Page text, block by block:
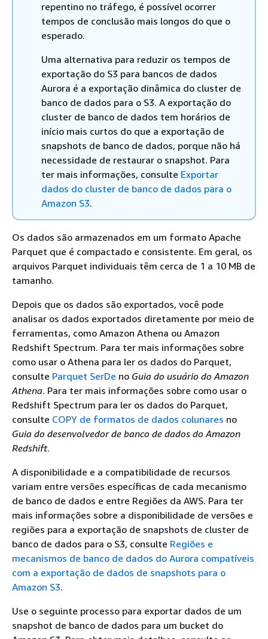
repentino no tráfego, é possível ocorrer
tempos de conclusão mais longos do que o
esperado.
Uma alternativa para reduzir os tempos de
exportação do S3 para bancos de dados
Aurora é a exportação dinâmica do cluster de
banco de dados para o S3. A exportação do
cluster de banco de dados tem horários de
início mais curtos do que a exportação de
snapshots de banco de dados, porque não há
necessidade de restaurar o snapshot. Para
ter mais informações, consulte Exportar
dados do cluster de banco de dados para o
Amazon S3.
Os dados são armazenados em um formato Apache
Parquet que é compactado e consistente. Em geral, os
arquivos Parquet individuais têm cerca de 1 a 10 MB de
tamanho.
Depois que os dados são exportados, você pode
analisar os dados exportados diretamente por meio de
ferramentas, como Amazon Athena ou Amazon
Redshift Spectrum. Para ter mais informações sobre
como usar o Athena para ler os dados do Parquet,
consulte Parquet SerDe no Guia do usuário do Amazon
Athena. Para ter mais informações sobre como usar o
Redshift Spectrum para ler os dados do Parquet,
consulte COPY de formatos de dados colunares no
Guia do desenvolvedor de banco de dados do Amazon
Redshift.
A disponibilidade e a compatibilidade de recursos
variam entre versões específicas de cada mecanismo
de banco de dados e entre Regiões da AWS. Para ter
mais informações sobre a disponibilidade de versões e
regiões para a exportação de snapshots de cluster de
banco de dados para o S3, consulte Regiões e
mecanismos de banco de dados do Aurora compatíveis
com a exportação de dados de snapshots para o
Amazon S3.
Use o seguinte processo para exportar dados de um
snapshot de banco de dados para um bucket do